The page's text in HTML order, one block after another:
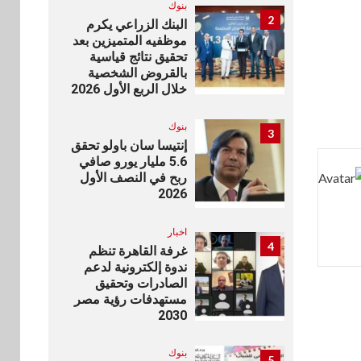
2
بنوك
البنك الزراعي يكرم
موظفيه المتميزين بعد
تحقيق نتائج قياسية
بالقروض الشخصية
خلال الربع الأول 2026
3 بنوك
إنتيسا سان باولو تحقق
5.6 مليار يورو صافي
ربح في النصف الأول
2026
4
اخبار
غرفة القاهرة تنظم
ندوة إلكترونية لدعم
الصادرات وتحقيق
مستهدفات رؤية مصر
2030
بنوك